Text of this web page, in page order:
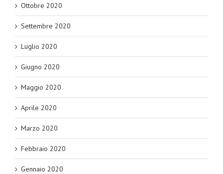
Ottobre 2020
Settembre 2020
Luglio 2020
Giugno 2020
Maggio 2020
Aprile 2020
Marzo 2020
Febbraio 2020
Gennaio 2020